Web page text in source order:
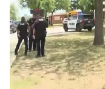
Sản phẩm
Thị trường
Tư vấn
Lịch phát sóng
Chuyên mục khác